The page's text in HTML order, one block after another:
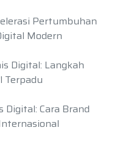
Pertumbuhan
Modern
Digital: Langkah
Terpadu
Digital: Cara Brand